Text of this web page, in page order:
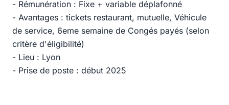
- Rémunération : Fixe + variable déplafonné
- Avantages : tickets restaurant, mutuelle, Véhicule
de service, 6eme semaine de Congés payés (selon
critère d'éligibilité)
- Lieu : Lyon
- Prise de poste : début 2025